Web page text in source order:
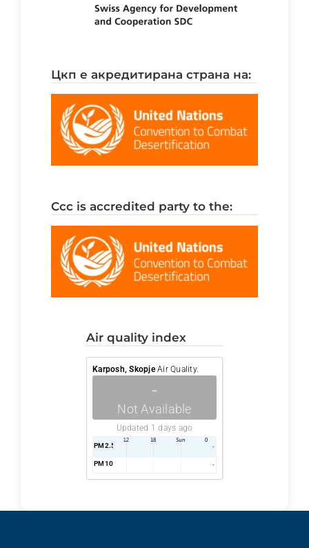
цкп е акредитирана страна на:
ccc is accredited party to the:
air quality index
Karposh, SkopjeAir Quality.
-
Not Available
Updated 1 days ago
PM2.5 AQI -
PM10 AQI -